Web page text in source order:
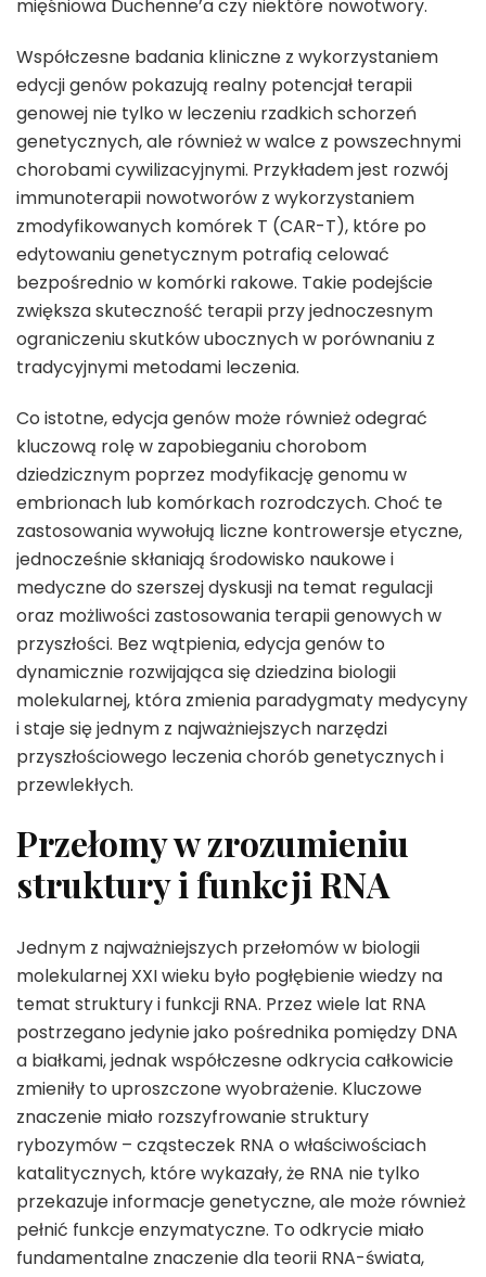
mięśniowa Duchenne’a czy niektóre nowotwory.
Współczesne badania kliniczne z wykorzystaniem
edycji genów pokazują realny potencjał terapii
genowej nie tylko w leczeniu rzadkich schorzeń
genetycznych, ale również w walce z powszechnymi
chorobami cywilizacyjnymi. Przykładem jest rozwój
immunoterapii nowotworów z wykorzystaniem
zmodyfikowanych komórek T (CAR-T), które po
edytowaniu genetycznym potrafią celować
bezpośrednio w komórki rakowe. Takie podejście
zwiększa skuteczność terapii przy jednoczesnym
ograniczeniu skutków ubocznych w porównaniu z
tradycyjnymi metodami leczenia.
Co istotne, edycja genów może również odegrać
kluczową rolę w zapobieganiu chorobom
dziedzicznym poprzez modyfikację genomu w
embrionach lub komórkach rozrodczych. Choć te
zastosowania wywołują liczne kontrowersje etyczne,
jednocześnie skłaniają środowisko naukowe i
medyczne do szerszej dyskusji na temat regulacji
oraz możliwości zastosowania terapii genowych w
przyszłości. Bez wątpienia, edycja genów to
dynamicznie rozwijająca się dziedzina biologii
molekularnej, która zmienia paradygmaty medycyny
i staje się jednym z najważniejszych narzędzi
przyszłościowego leczenia chorób genetycznych i
przewlekłych.
Przełomy w zrozumieniu
struktury i funkcji RNA
Jednym z najważniejszych przełomów w biologii
molekularnej XXI wieku było pogłębienie wiedzy na
temat struktury i funkcji RNA. Przez wiele lat RNA
postrzegano jedynie jako pośrednika pomiędzy DNA
a białkami, jednak współczesne odkrycia całkowicie
zmieniły to uproszczone wyobrażenie. Kluczowe
znaczenie miało rozszyfrowanie struktury
rybozymów – cząsteczek RNA o właściwościach
katalitycznych, które wykazały, że RNA nie tylko
przekazuje informacje genetyczne, ale może również
pełnić funkcje enzymatyczne. To odkrycie miało
fundamentalne znaczenie dla teorii RNA-świata,